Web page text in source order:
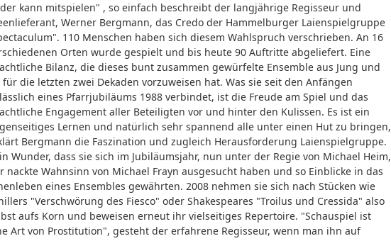
kann mitspielen" , so einfach beschreibt der langjährige Regisseur und
Werner Bergmann, das Credo der Hammelburger Laienspielgruppe
110 Menschen haben sich diesem Wahlspruch verschrieben. An 16
Orten wurde gespielt und bis heute 90 Auftritte abgeliefert. Eine
Bilanz, die dieses bunt zusammen gewürfelte Ensemble aus Jung und
für die letzten zwei Dekaden vorzuweisen hat. Was sie seit den Anfängen
eines Pfarrjubiläums 1988 verbindet, ist die Freude am Spiel und das
Engagement aller Beteiligten vor und hinter den Kulissen. Es ist ein
Lernen und natürlich sehr spannend alle unter einen Hut zu bringen,
Bergmann die Faszination und zugleich Herausforderung Laienspielgruppe.
Wunder, dass sie sich im Jubiläumsjahr, nun unter der Regie von Michael Heim,
nackte Wahnsinn von Michael Frayn ausgesucht haben und so Einblicke in das
eines Ensembles gewährten. 2008 nehmen sie sich nach Stücken wie
"Verschwörung des Fiesco" oder Shakespeares "Troilus und Cressida" also
aufs Korn und beweisen erneut ihr vielseitiges Repertoire. "Schauspiel ist
Art von Prostitution", gesteht der erfahrene Regisseur, wenn man ihn auf